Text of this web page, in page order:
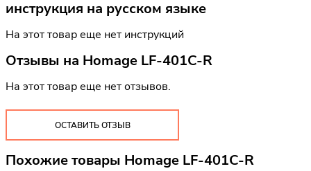
инструкция на русском языке
На этот товар еще нет инструкций
Отзывы на Homage LF-401C-R
На этот товар еще нет отзывов.
ОСТАВИТЬ ОТЗЫВ
Похожие товары Homage LF-401C-R